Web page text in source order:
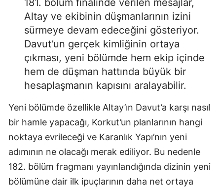
Altay ve ekibinin düşmanlarının izini
sürmeye devam edeceğini gösteriyor.
Davut’un gerçek kimliğinin ortaya
çıkması, yeni bölümde hem ekip içinde
hem de düşman hattında büyük bir
hesaplaşmanın kapısını aralayabilir.
Yeni bölümde özellikle Altay’ın Davut’a karşı nasıl
bir hamle yapacağı, Korkut’un planlarının hangi
noktaya evrileceği ve Karanlık Yapı’nın yeni
adımının ne olacağı merak ediliyor. Bu nedenle
182. bölüm fragmanı yayınlandığında dizinin yeni
bölümüne dair ilk ipuçlarının daha net ortaya